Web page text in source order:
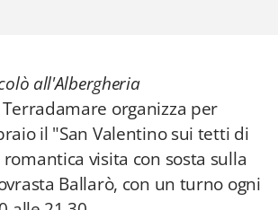
all'Albergheria
Terradamare organizza per
il "San Valentino sui tetti di
visita con sosta sulla
Ballarò, con un turno ogni